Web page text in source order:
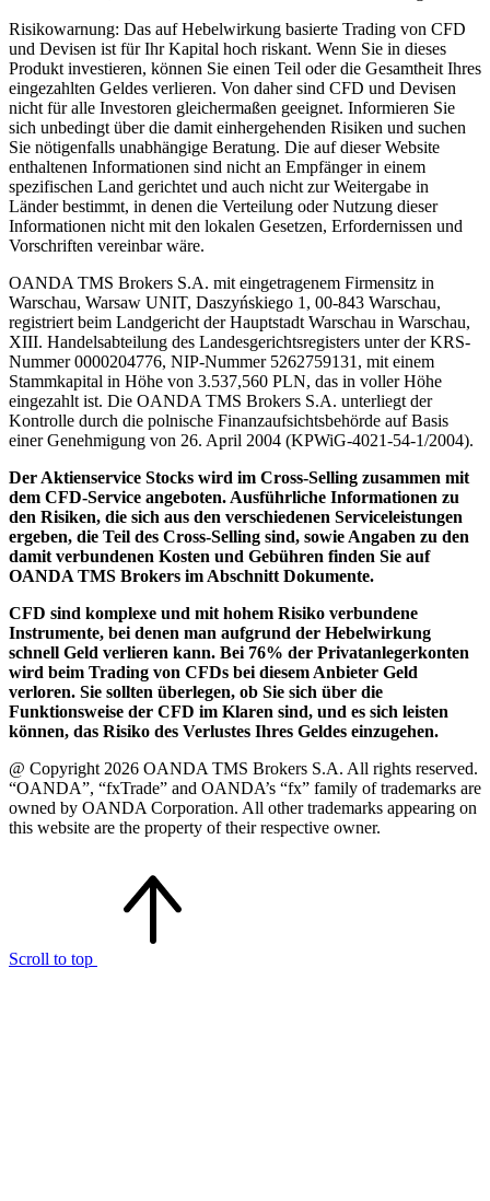
Risikowarnung: Das auf Hebelwirkung basierte Trading von CFD
und Devisen ist für Ihr Kapital hoch riskant. Wenn Sie in dieses
Produkt investieren, können Sie einen Teil oder die Gesamtheit Ihres
eingezahlten Geldes verlieren. Von daher sind CFD und Devisen
nicht für alle Investoren gleichermaßen geeignet. Informieren Sie
sich unbedingt über die damit einhergehenden Risiken und suchen
Sie nötigenfalls unabhängige Beratung. Die auf dieser Website
enthaltenen Informationen sind nicht an Empfänger in einem
spezifischen Land gerichtet und auch nicht zur Weitergabe in
Länder bestimmt, in denen die Verteilung oder Nutzung dieser
Informationen nicht mit den lokalen Gesetzen, Erfordernissen und
Vorschriften vereinbar wäre.
OANDA TMS Brokers S.A. mit eingetragenem Firmensitz in
Warschau, Warsaw UNIT, Daszyńskiego 1, 00-843 Warschau,
registriert beim Landgericht der Hauptstadt Warschau in Warschau,
XIII. Handelsabteilung des Landesgerichtsregisters unter der KRS-
Nummer 0000204776, NIP-Nummer 5262759131, mit einem
Stammkapital in Höhe von 3.537,560 PLN, das in voller Höhe
eingezahlt ist. Die OANDA TMS Brokers S.A. unterliegt der
Kontrolle durch die polnische Finanzaufsichtsbehörde auf Basis
einer Genehmigung von 26. April 2004 (KPWiG-4021-54-1/2004).
Der Aktienservice Stocks wird im Cross-Selling zusammen mit
dem CFD-Service angeboten. Ausführliche Informationen zu
den Risiken, die sich aus den verschiedenen Serviceleistungen
ergeben, die Teil des Cross-Selling sind, sowie Angaben zu den
damit verbundenen Kosten und Gebühren finden Sie auf
OANDA TMS Brokers im Abschnitt Dokumente.
CFD sind komplexe und mit hohem Risiko verbundene
Instrumente, bei denen man aufgrund der Hebelwirkung
schnell Geld verlieren kann. Bei 76% der Privatanlegerkonten
wird beim Trading von CFDs bei diesem Anbieter Geld
verloren. Sie sollten überlegen, ob Sie sich über die
Funktionsweise der CFD im Klaren sind, und es sich leisten
können, das Risiko des Verlustes Ihres Geldes einzugehen.
@ Copyright 2026 OANDA TMS Brokers S.A. All rights reserved.
“OANDA”, “fxTrade” and OANDA’s “fx” family of trademarks are
owned by OANDA Corporation. All other trademarks appearing on
this website are the property of their respective owner.
Scroll to top